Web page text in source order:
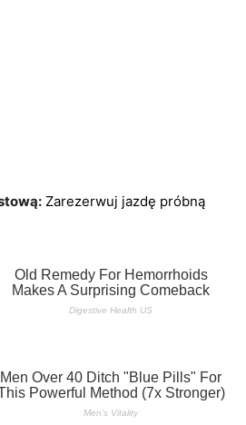
Zarezerwuj jazdę próbną